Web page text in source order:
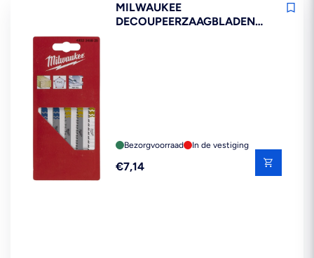
MILWAUKEE
DECOUPEERZAAGBLADEN
Bezorgvoorraad In de vestiging
Reguliere
€7,14